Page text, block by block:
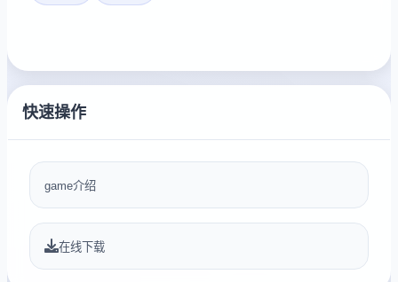
快速操作
game介绍
在线下载